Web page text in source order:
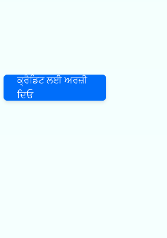
ਕ੍ਰੈਡਿਟ ਲਈ ਅਰਜ਼ੀ
ਦਿਓ